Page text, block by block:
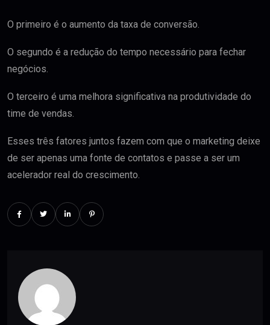
O primeiro é o aumento da taxa de conversão.
O segundo é a redução do tempo necessário para fechar
negócios.
O terceiro é uma melhora significativa na produtividade do
time de vendas.
Esses três fatores juntos fazem com que o marketing deixe
de ser apenas uma fonte de contatos e passe a ser um
acelerador real do crescimento.